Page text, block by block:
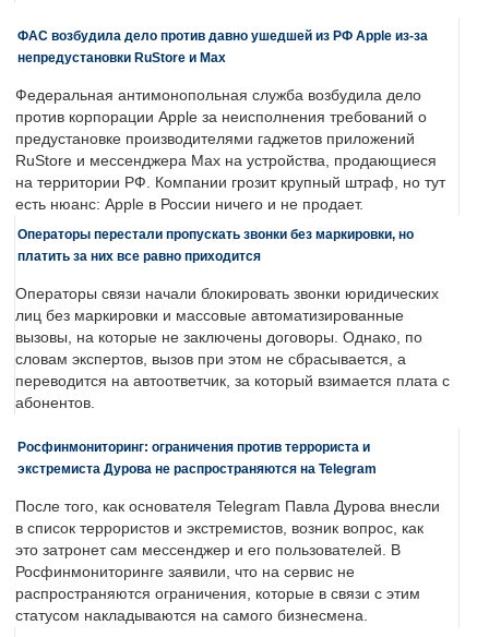
ФАС возбудила дело против давно ушедшей из РФ Apple из-за
непредустановки RuStore и Max
Федеральная антимонопольная служба возбудила дело
против корпорации Apple за неисполнения требований о
предустановке производителями гаджетов приложений
RuStore и мессенджера Max на устройства, продающиеся
на территории РФ. Компании грозит крупный штраф, но тут
есть нюанс: Apple в России ничего и не продает.
Операторы перестали пропускать звонки без маркировки, но
платить за них все равно приходится
Операторы связи начали блокировать звонки юридических
лиц без маркировки и массовые автоматизированные
вызовы, на которые не заключены договоры. Однако, по
словам экспертов, вызов при этом не сбрасывается, а
переводится на автоответчик, за который взимается плата с
абонентов.
Росфинмониторинг: ограничения против террориста и
экстремиста Дурова не распространяются на Telegram
После того, как основателя Telegram Павла Дурова внесли
в список террористов и экстремистов, возник вопрос, как
это затронет сам мессенджер и его пользователей. В
Росфинмониторинге заявили, что на сервис не
распространяются ограничения, которые в связи с этим
статусом накладываются на самого бизнесмена.